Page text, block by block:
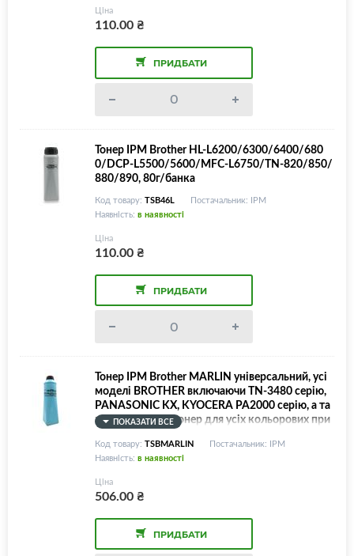
Ціна
110.00₴
ПРИДБАТИ
Тонер IPM Brother HL-L6200/6300/6400/680
0/DCP-L5500/5600/MFC-L6750/TN-820/850/
880/890, 80г/банка
Код товару: TSB46L
Постачальник: IPM
Наявність: в наявності
Ціна
110.00₴
ПРИДБАТИ
Тонер IPM Brother MARLIN універсальний, усі
моделі BROTHER включаючи TN-3480 серію,
PANASONIC KX, KYOCERA PA2000 серію, а та
кож як чорний тонер для усіх кольорових при
нтерів KYOCERA та BROTHER - HL-1110/111
1/1201/1211/1230/1270/1440/1470/2030/2
040/2070/L5000/5100/5200/5500/5600/620
0/6250/6300/6400/6600/DCP-1511/1514/16
01/1616/5500/6600/7010/7020/7025/MFC-1
811/1814/1911/7220/7225/7420/7820/L570
0/5750/6800/6900/Kyocera PA2000/Panasoni
c KX/Brother color/Kyocera color, TN-3430/TN-
3480/TN-3512/TN-3520 та інші, 500г/банка
ПОКАЗАТИ ВСЕ
Код товару: TSBMARLIN
Постачальник: IPM
Наявність: в наявності
Ціна
506.00₴
ПРИДБАТИ